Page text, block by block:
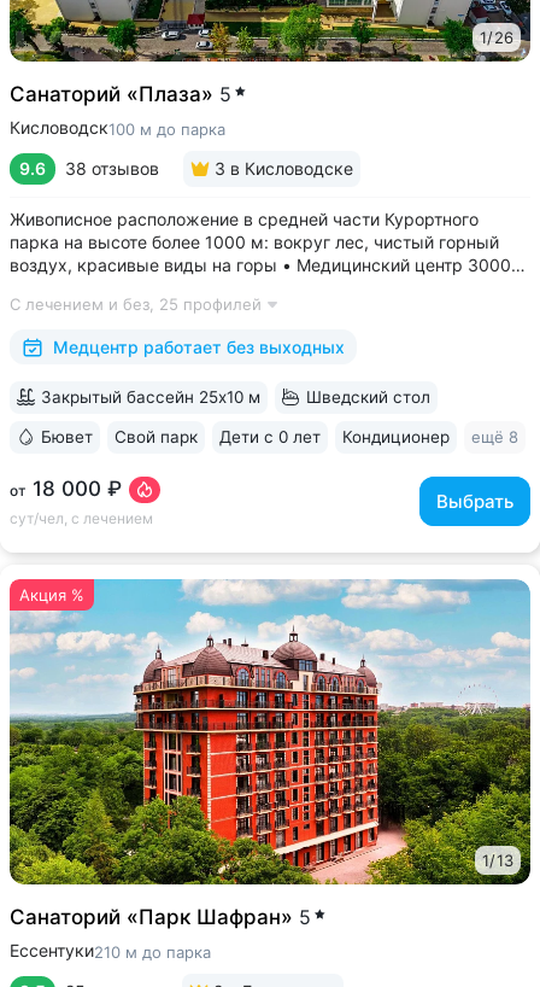
1/26
Санаторий «Плаза» 5
Кисловодск100 м до парка
9.6 38 отзывов 3 в Кисловодске
Живописное расположение в средней части Курортного
парка на высоте более 1000 м: вокруг лес, чистый горный
воздух, красивые виды на горы • Медицинский центр 3000
квалификации • Более 1000 видов диагностики и ДНК-
исследований. Есть диагностика...
С лечением и без, 25 профилей
Медцентр работает без выходных
от 18 000 ₽
сут/чел, с лечением
Выбрать
Закрытый бассейн 25x10 м Шведский стол
Бювет Свой парк Дети с 0 лет Кондиционер ещё 8
Акция %
1/13
Санаторий «Парк Шафран» 5
Ессентуки210 м до парка